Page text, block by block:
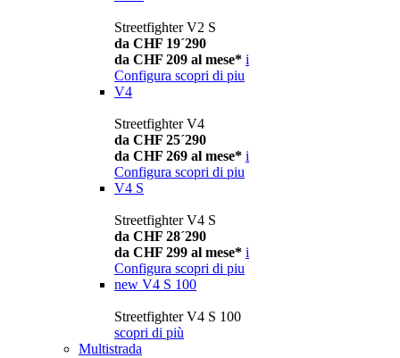
Streetfighter V2 S
da CHF 19´290
da CHF 209 al mese* i
Configura scopri di piu
V4
Streetfighter V4
da CHF 25´290
da CHF 269 al mese* i
Configura scopri di piu
V4 S
Streetfighter V4 S
da CHF 28´290
da CHF 299 al mese* i
Configura scopri di piu
new V4 S 100
Streetfighter V4 S 100
scopri di più
Multistrada